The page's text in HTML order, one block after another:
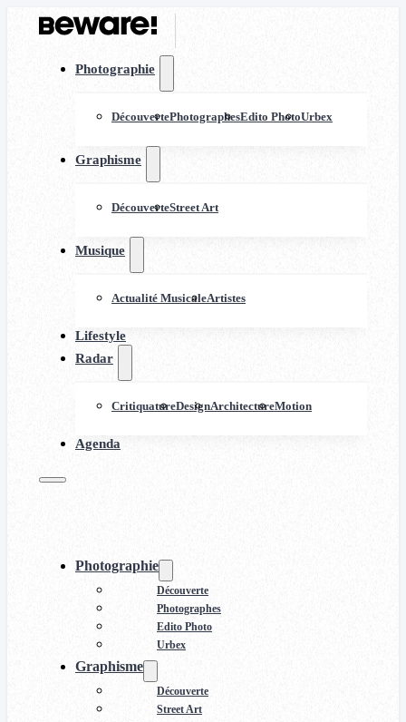
Photographie
DécouvertePhotographesEdito PhotoUrbex
Graphisme
DécouverteStreet Art
Musique
Actualité MusicaleArtistes
Lifestyle
Radar
CritiquatureDesignArchitectureMotion
Agenda
Photographie
Découverte
Photographes
Edito Photo
Urbex
Graphisme
Découverte
Street Art